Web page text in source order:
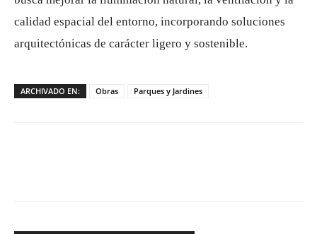
calidad espacial del entorno, incorporando soluciones
arquitectónicas de carácter ligero y sostenible.
ARCHIVADO EN: Obras Parques y Jardines